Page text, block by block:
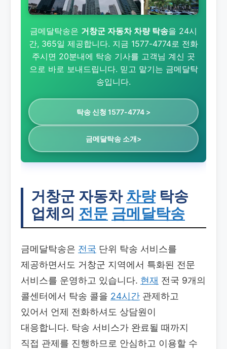
금메달탁송은 거창군 자동차 차량 탁송을 24시
간, 365일 제공합니다. 지금 1577-4774로 전화
주시면 20분내에 탁송 기사를 고객님 계신 곳
으로 바로 보내드립니다. 믿고 맡기는 금메달탁
송입니다.
탁송 신청 1577-4774 >
금메달탁송 소개>
거창군 자동차 차량탁송
업체의 전문 금메달탁송
금메달탁송은 전국 단위 탁송 서비스를
제공하면서도 거창군 지역에서 특화된 전문
서비스를 운영하고 있습니다. 현재 전국 9개의
콜센터에서 탁송 콜을 24시간 관제하고
있어서 언제 전화하셔도 상담원이
대응합니다. 탁송 서비스가 완료될 때까지
직접 관제를 진행하므로 안심하고 이용할 수